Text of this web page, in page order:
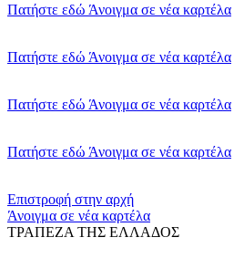
Πατήστε εδώ Άνοιγμα σε νέα καρτέλα
Πατήστε εδώ Άνοιγμα σε νέα καρτέλα
Πατήστε εδώ Άνοιγμα σε νέα καρτέλα
Πατήστε εδώ Άνοιγμα σε νέα καρτέλα
Επιστροφή στην αρχή
Άνοιγμα σε νέα καρτέλα
ΤΡΑΠΕΖΑ ΤΗΣ ΕΛΛΑΔΟΣ